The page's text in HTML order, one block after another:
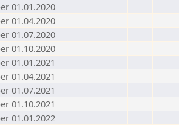
01.01.2020
01.04.2020
01.07.2020
01.10.2020
01.01.2021
01.04.2021
01.07.2021
01.10.2021
01.01.2022